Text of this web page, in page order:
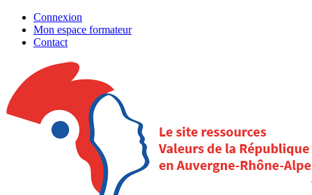
Connexion
Mon espace formateur
Contact